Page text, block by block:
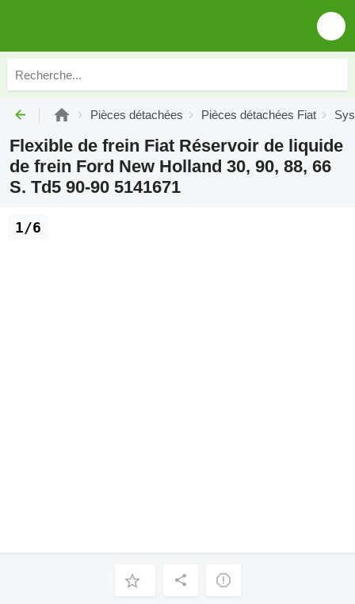
Pièces détachées Pièces détachées Fiat
Flexible de frein Fiat Réservoir de liquide
de frein Ford New Holland 30, 90, 88, 66
S. Td5 90-90 5141671
1/6